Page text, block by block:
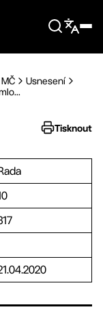
Usnesení
Tisknout